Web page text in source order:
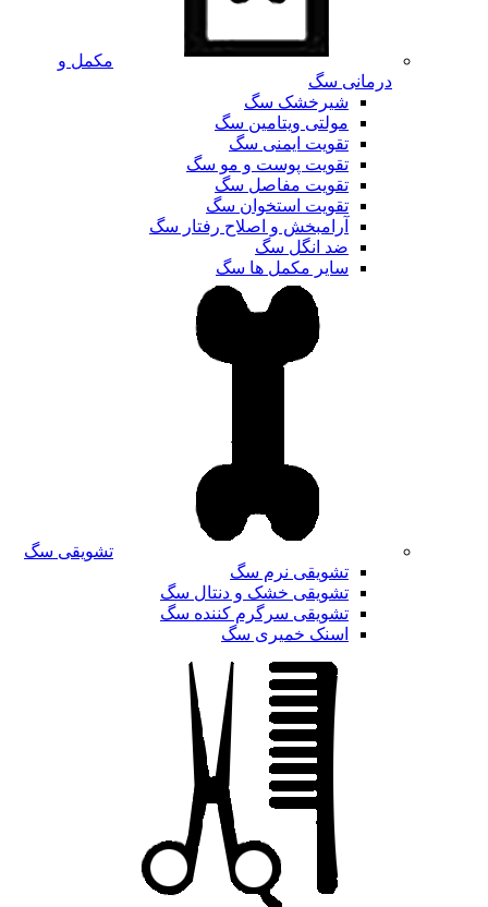
مکمل و
درمانی سگ
شیرخشک سگ
مولتی ویتامین سگ
تقویت ایمنی سگ
تقویت پوست و مو سگ
تقویت مفاصل سگ
تقویت استخوان سگ
آرامبخش و اصلاح رفتار سگ
ضد انگل سگ
سایر مکمل ها سگ
تشویقی سگ
تشویقی نرم سگ
تشویقی خشک و دنتال سگ
تشویقی سرگرم کننده سگ
اسنک خمیری سگ